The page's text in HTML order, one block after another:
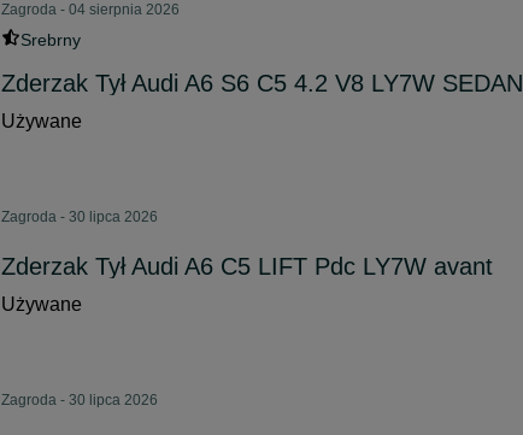
Zagroda - 04 sierpnia 2026
Srebrny
Zderzak Tył Audi A6 S6 C5 4.2 V8 LY7W SEDAN
Używane
Zagroda - 30 lipca 2026
Zderzak Tył Audi A6 C5 LIFT Pdc LY7W avant
Używane
Zagroda - 30 lipca 2026